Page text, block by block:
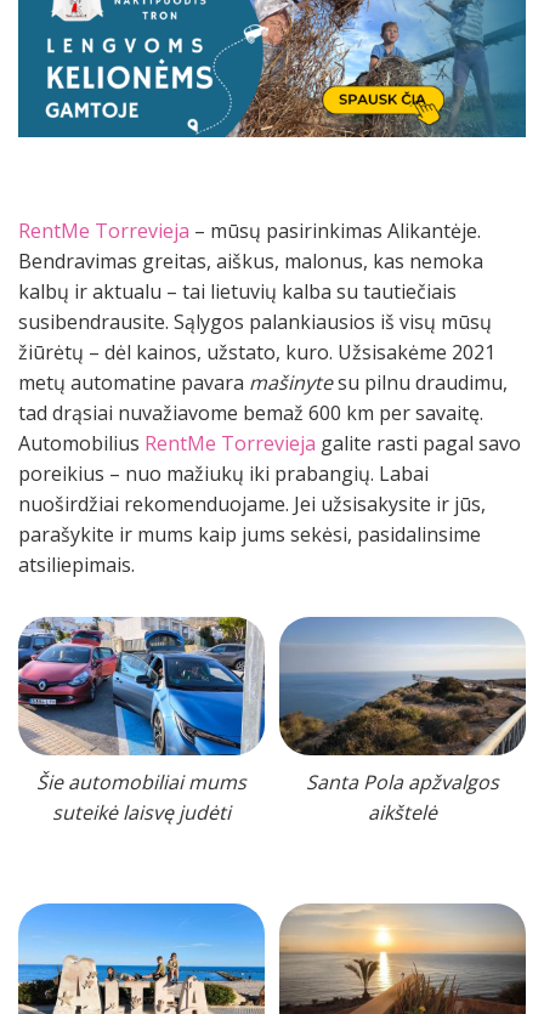
RentMe Torrevieja – mūsų pasirinkimas Alikantėje.
Bendravimas greitas, aiškus, malonus, kas nemoka
kalbų ir aktualu – tai lietuvių kalba su tautiečiais
susibendrausite. Sąlygos palankiausios iš visų mūsų
žiūrėtų – dėl kainos, užstato, kuro. Užsisakėme 2021
metų automatine pavara mašinytesu pilnu draudimu,
tad drąsiai nuvažiavome bemaž 600 km per savaitę.
Automobilius RentMe Torrevieja galite rasti pagal savo
poreikius – nuo mažiukų iki prabangių. Labai
nuoširdžiai rekomenduojame. Jei užsisakysite ir jūs,
parašykite ir mums kaip jums sekėsi, pasidalinsime
atsiliepimais.
Šie automobiliai mums
suteikė laisvę judėti
Santa Pola apžvalgos
aikštelė